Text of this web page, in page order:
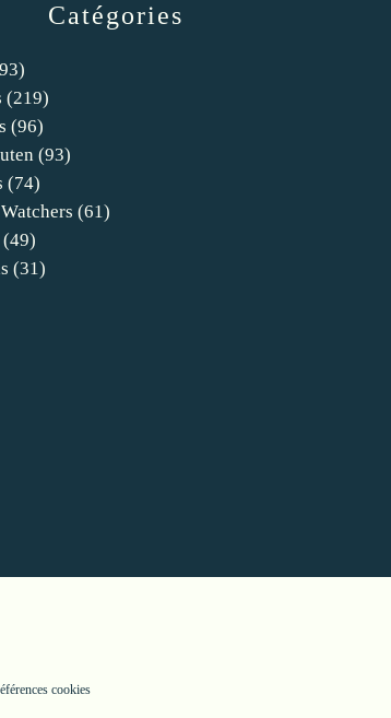
Catégories
(219)
(96)
(93)
(74)
(61)
(49)
(31)
cookies